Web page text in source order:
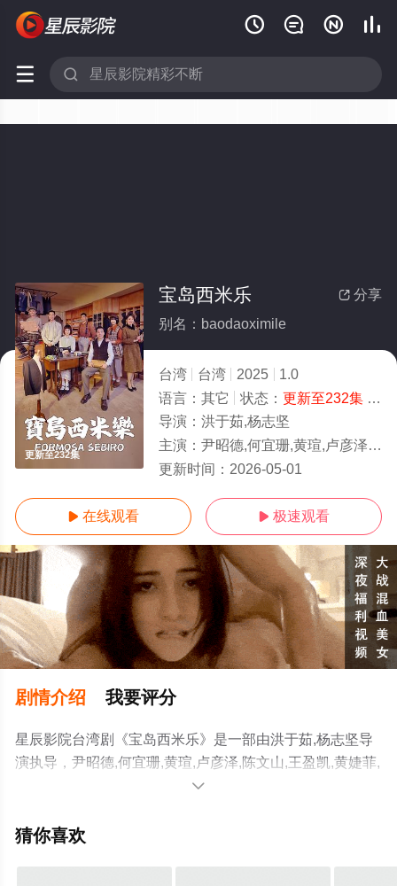
   
 
更新至232集
 分享
宝岛西米乐
别名：baodaoximile
台湾 台湾 2025
1.0
语言： 其它 状态： 更新至232集- 免费在线观看
导演： 洪于茹,杨志坚
主演： 尹昭德,何宜珊,黄瑄,卢彦泽,陈文山,王盈凯,黄婕菲,蔡祥,马国贤,孙绽,陈婉婷,王丁筑,璟宣,许瀞蔆
更新时间： 2026-05-01
 在线观看  极速观看
剧情介绍 我要评分
星辰影院台湾剧《宝岛西米乐》是一部由洪于茹,杨志坚导
演执导，尹昭德,何宜珊,黄瑄,卢彦泽,陈文山,王盈凯,黄婕菲,
蔡祥,马国贤,孙绽,陈婉婷,王丁筑,璟宣,许瀞蔆,张雁名,颜邦
希,李祐诚,卢尚恩,李铭叡,黄隽智,张景闳,游安顺,杨子仪等演

猜你喜欢